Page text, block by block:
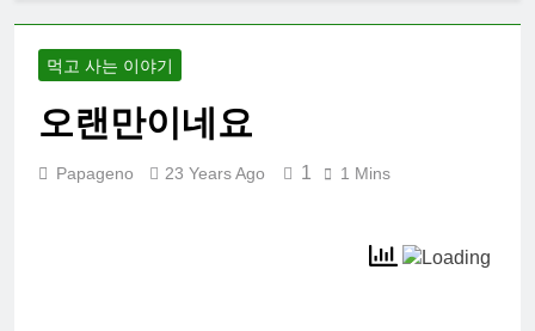
먹고 사는 이야기
오랜만이네요
Papageno 23 Years Ago 1 1 Mins